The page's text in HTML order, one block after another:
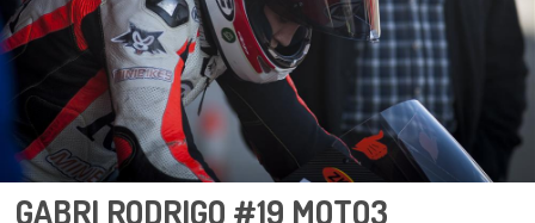
GABRI RODRIGO #19 MOTO3